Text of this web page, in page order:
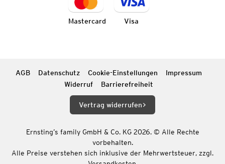
Mastercard Visa
AGB Datenschutz Cookie-Einstellungen
Impressum
Widerruf
Barrierefreiheit
Vertrag widerrufen
Ernsting’s family GmbH & Co. KG 2026. © Alle Rechte
vorbehalten.
Alle Preise verstehen sich inklusive der Mehrwertsteuer, zzgl.